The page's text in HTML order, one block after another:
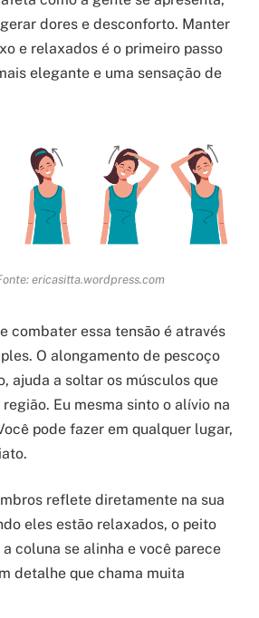
dores e desconforto. Manter
e relaxados é o primeiro passo
elegante e uma sensação de
ericasitta.wordpress.com
combater essa tensão é através
O alongamento de pescoço
ajuda a soltar os músculos que
Eu mesma sinto o alívio na
pode fazer em qualquer lugar,
reflete diretamente na sua
eles estão relaxados, o peito
coluna se alinha e você parece
detalhe que chama muita